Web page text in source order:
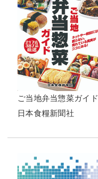
ご当地弁当惣菜ガイド
日本食糧新聞社